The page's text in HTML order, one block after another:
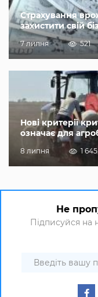
Страхування
захистити свій
7 липня 521
Нові критерії
означає для
8 липня 1 645
Не
Підписуйся на